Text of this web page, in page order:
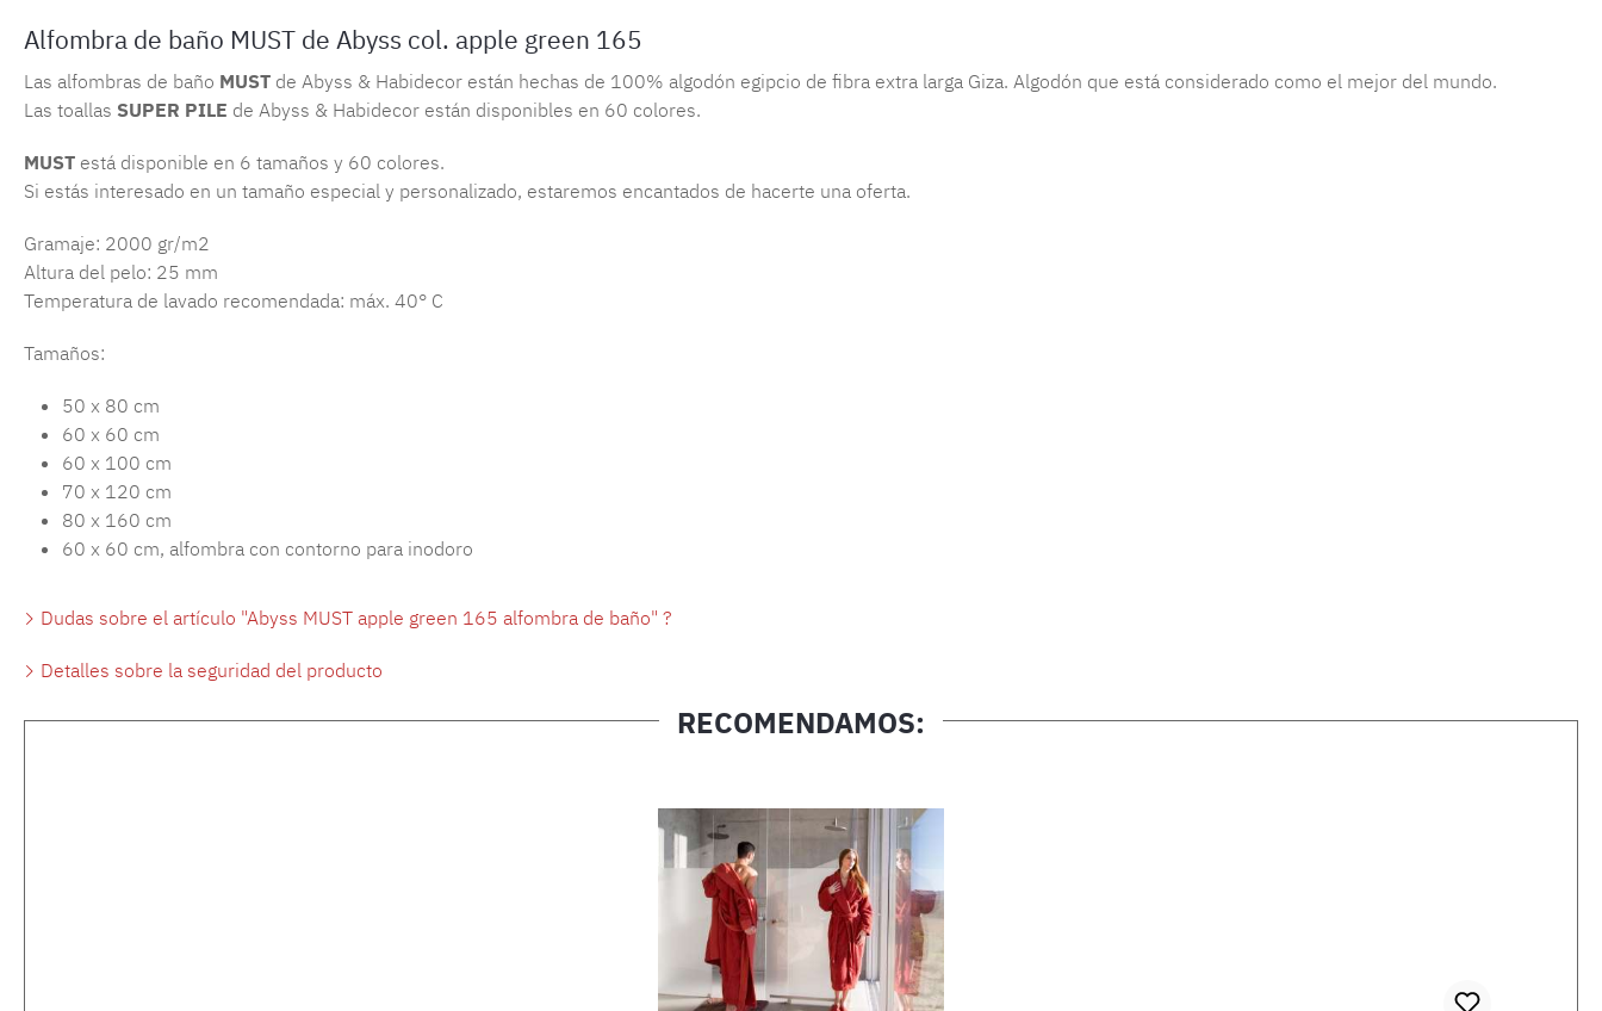
Alfombra de baño MUST de Abyss col. apple green 165
Las alfombras de baño MUST de Abyss & Habidecor están hechas de 100% algodón egipcio de fibra extra larga Giza. Algodón que está considerado como el mejor del mundo.
Las toallas SUPER PILE de Abyss & Habidecor están disponibles en 60 colores.
MUST está disponible en 6 tamaños y 60 colores.
Si estás interesado en un tamaño especial y personalizado, estaremos encantados de hacerte una oferta.
Gramaje: 2000 gr/m2
Altura del pelo: 25 mm
Temperatura de lavado recomendada: máx. 40° C
Tamaños:
50 x 80 cm
60 x 60 cm
60 x 100 cm
70 x 120 cm
80 x 160 cm
60 x 60 cm, alfombra con contorno para inodoro
Dudas sobre el artículo "Abyss MUST apple green 165 alfombra de baño" ?
Detalles sobre la seguridad del producto
RECOMENDAMOS: